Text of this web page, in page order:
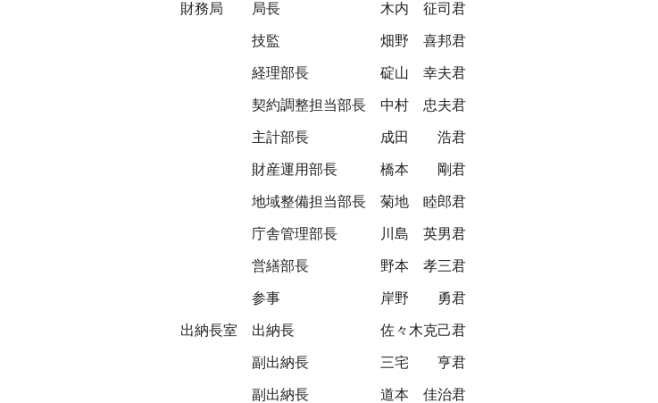
財務局 局長 木内 征司君
技監 畑野 喜邦君
経理部長 碇山 幸夫君
契約調整担当部長 中村 忠夫君
主計部長 成田 浩君
財産運用部長 橋本 剛君
地域整備担当部長 菊地 睦郎君
庁舎管理部長 川島 英男君
営繕部長 野本 孝三君
参事 岸野 勇君
出納長室 出納長 佐々木克己君
副出納長 三宅 亨君
副出納長 道本 佳治君